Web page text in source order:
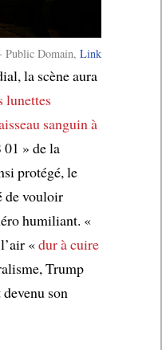
Public Domain, Link
la scène aura
lunettes
sanguin à
» de la
protégé, le
de vouloir
humiliant. «
«dur à cuire
Trump
son